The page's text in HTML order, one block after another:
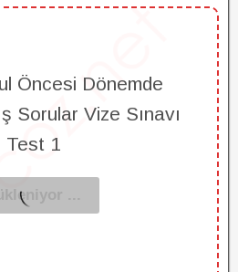
Öncesi Dönemde
Sorular Vize Sınavı
Test 1